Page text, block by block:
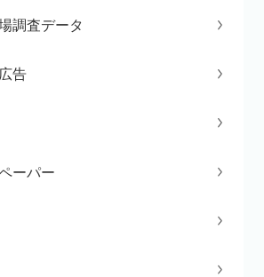
調査データ
告
ーパー